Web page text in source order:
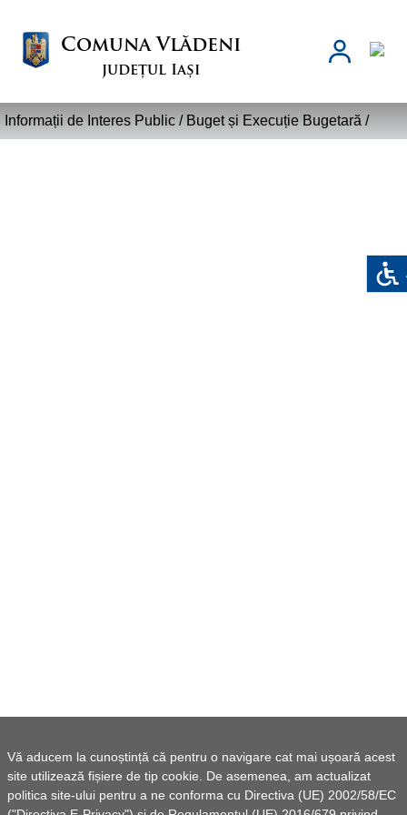
Vă aducem la cunoștință că pentru o navigare cat mai ușoară acest
site utilizează fișiere de tip cookie. De asemenea, am actualizat
politica site-ului pentru a ne conforma cu Directiva (UE) 2002/58/EC
Comuna Vlădeni
județul Iași
Informații de Interes Public / Buget și Execuție Bugetară /